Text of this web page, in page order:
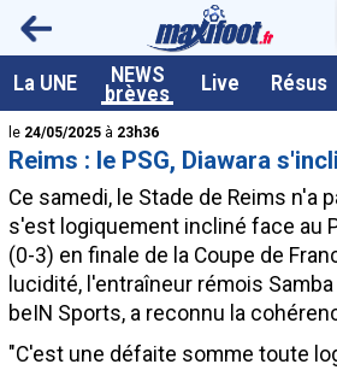
La UNE NEWS
brèves Live Résus
<
le 24/05/2025 à 23h36
Reims : le PSG, Diawara
Ce samedi, le Stade de Reims n'a
s'est logiquement incliné face au
(0-3) en finale de la Coupe de
lucidité, l'entraîneur rémois
beIN Sports, a reconnu la
"C'est une défaite somme toute
A la UNE
Dernières brèves
Live / Matchs en direct
Résultats et Classements
Class. buteurs européens
Programme TV foot
Vidéos